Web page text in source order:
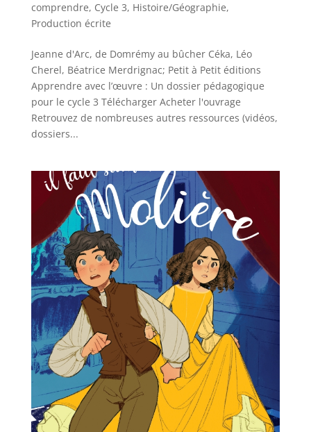
comprendre, Cycle 3, Histoire/Géographie,
Production écrite
Jeanne d'Arc, de Domrémy au bûcher Céka, Léo
Cherel, Béatrice Merdrignac; Petit à Petit éditions
Apprendre avec l’œuvre : Un dossier pédagogique
pour le cycle 3 Télécharger Acheter l'ouvrage
Retrouvez de nombreuses autres ressources (vidéos,
dossiers...